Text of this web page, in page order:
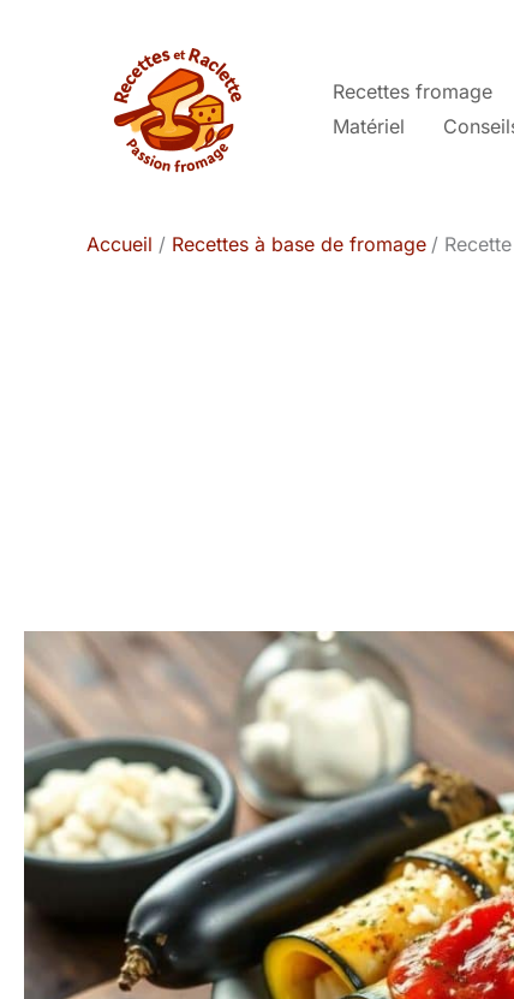
Recettes fromage
Matériel
Accueil Recettes à base de fromage